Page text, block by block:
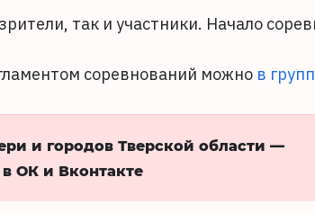
так и участники. Начало
соревнований можно в
и городов Тверской области —
в ОК и Вконтакте